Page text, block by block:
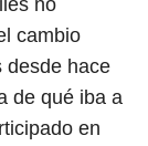
cambio
desde hace
de qué iba a
en